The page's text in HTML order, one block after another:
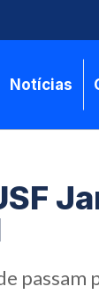
Notícias